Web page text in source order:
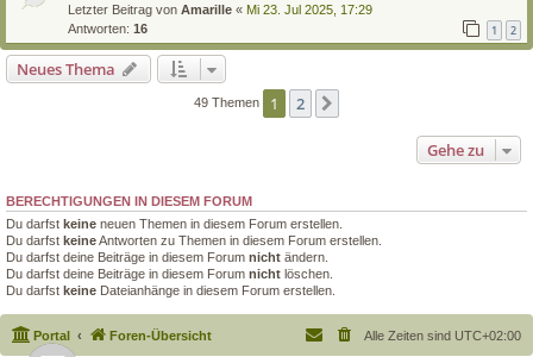
Letzter Beitrag von Amarille « Mi 23. Jul 2025, 17:29
Antworten: 16 1 2
Neues Thema
49 Themen 1 2
Gehe zu
BERECHTIGUNGEN IN DIESEM FORUM
Du darfst keine neuen Themen in diesem Forum erstellen.
Du darfst keineAntworten zu Themen in diesem Forum erstellen.
Du darfst deine Beiträge in diesem Forum nicht ändern.
Du darfst deine Beiträge in diesem Forum nicht löschen.
Du darfst keine Dateianhänge in diesem Forum erstellen.
Portal Foren-Übersicht Alle Zeiten sind UTC+02:00